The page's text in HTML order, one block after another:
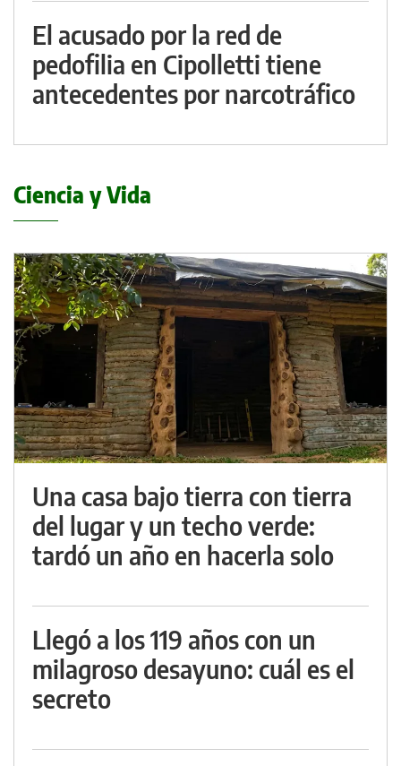
El acusado por la red de
pedofilia en Cipolletti tiene
antecedentes por narcotráfico
Ciencia y Vida
Una casa bajo tierra con tierra
del lugar y un techo verde:
tardó un año en hacerla solo
Llegó a los 119 años con un
milagroso desayuno: cuál es el
secreto